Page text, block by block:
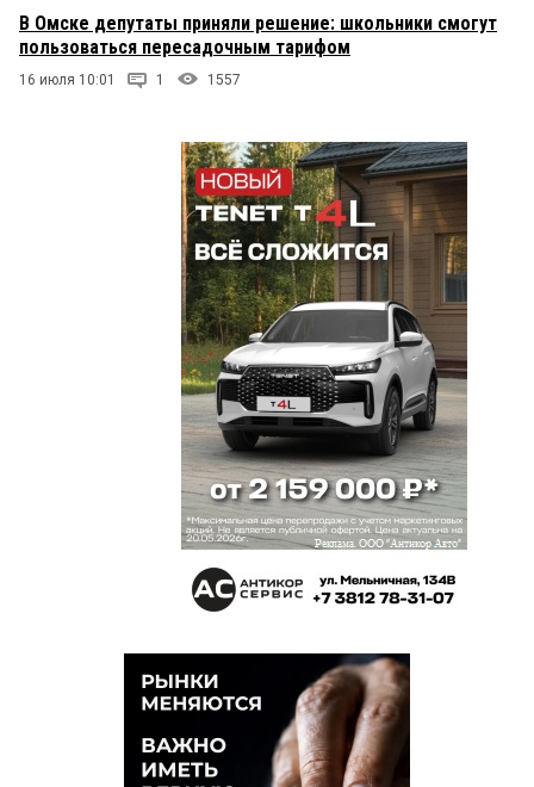
В Омске депутаты приняли решение: школьники смогут
пользоваться пересадочным тарифом
16 июля 10:01 1 1557